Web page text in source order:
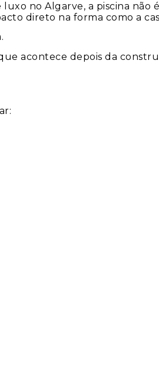
luxo no Algarve, a piscina não
direto na forma como a
acontece depois da